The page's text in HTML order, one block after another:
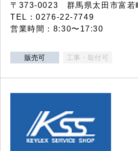
〒373-0023 群馬県太田市富若
TEL：0276-22-7749
営業時間：8:30〜17:30
販売可 工事・取付可